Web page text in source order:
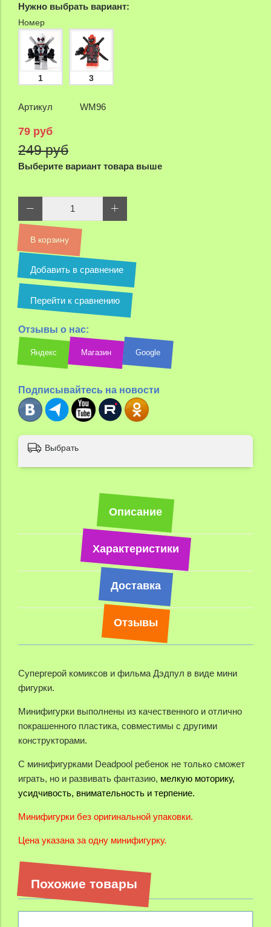
Нужно выбрать вариант:
Номер
1 3
Артикул WM96
79 руб
249 руб
Выберите вариант товара выше
В корзину
Добавить в сравнение
Перейти к сравнению
Отзывы о нас:
Яндекс Магазин Google
Подписывайтесь на новости
Выбрать
Описание
Характеристики
Доставка
Отзывы
Супергерой комиксов и фильма Дэдпул в виде мини
фигурки.
Минифигурки выполнены из качественного и отлично
покрашенного пластика, совместимы с другими
конструкторами.
С минифигурками Deadpool ребенок не только сможет
играть, но и развивать фантазию, мелкую моторику,
усидчивость, внимательность и терпение.
Минифигурки без оригинальной упаковки.
Цена указана за одну минифигурку.
Похожие товары